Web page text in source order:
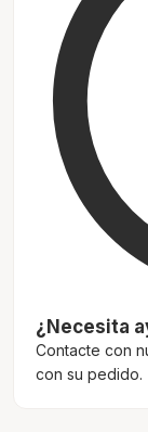
¿Necesita
Contacte con
con su pedido.